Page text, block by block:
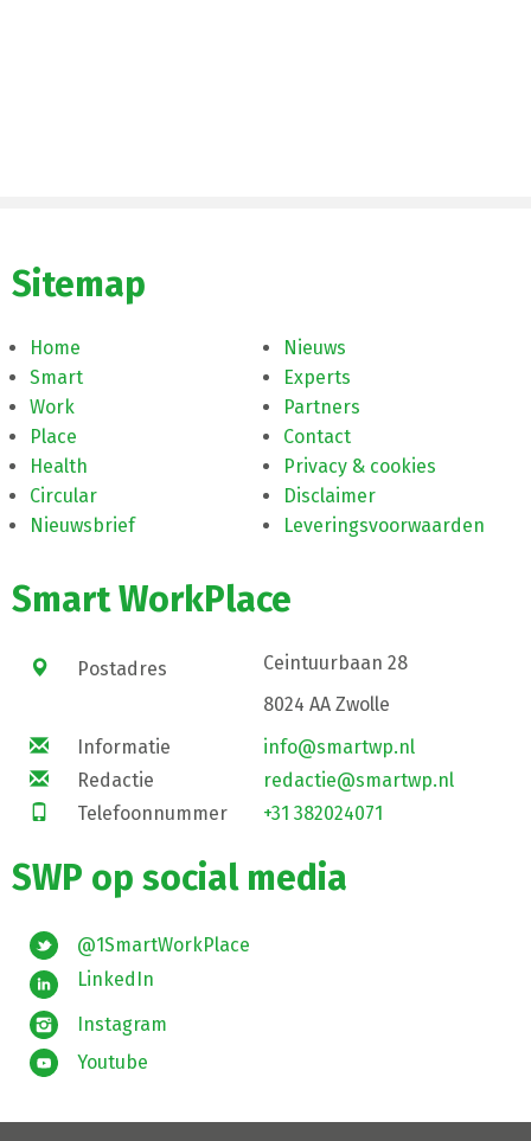
Sitemap
Home
Smart
Work
Place
Health
Circular
Nieuwsbrief
Nieuws
Experts
Partners
Contact
Privacy & cookies
Disclaimer
Leveringsvoorwaarden
Smart WorkPlace
Postadres
Ceintuurbaan 28
8024 AA Zwolle
Informatie
info@smartwp.nl
Redactie
redactie@smartwp.nl
Telefoonnummer
+31 382024071
SWP op social media
@1SmartWorkPlace
LinkedIn
Instagram
Youtube